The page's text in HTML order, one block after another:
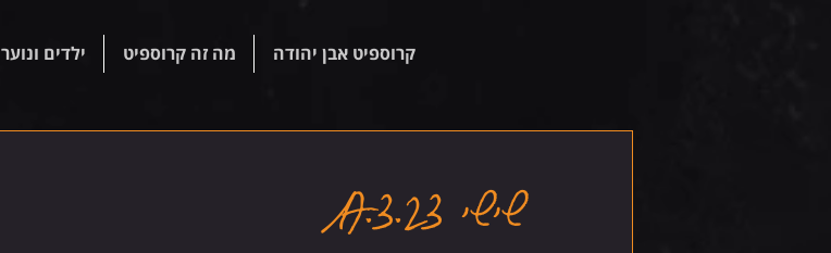
קרוספיט אבן יהודה מה זה קרוספיט ילדים ונוער
שישי 17.3.23